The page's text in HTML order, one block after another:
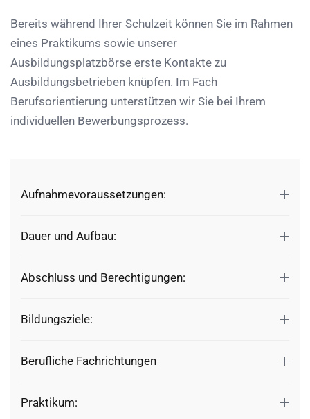
Bereits während Ihrer Schulzeit können Sie im Rahmen
eines Praktikums sowie unserer
Ausbildungsplatzbörse erste Kontakte zu
Ausbildungsbetrieben knüpfen. Im Fach
Berufsorientierung unterstützen wir Sie bei Ihrem
individuellen Bewerbungsprozess.
Aufnahmevoraussetzungen:
Dauer und Aufbau:
Abschluss und Berechtigungen:
Bildungsziele:
Berufliche Fachrichtungen
Praktikum: